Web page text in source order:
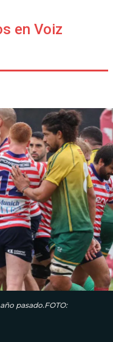
en Voiz
pasado.FOTO: